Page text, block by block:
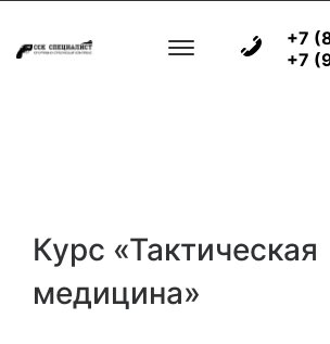
+7
+7
Курс «Тактическая
медицина»